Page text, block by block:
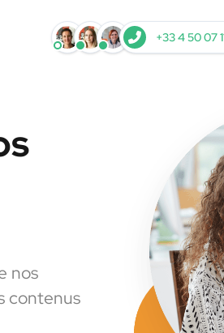
+33 4 50 07
nos
contenus